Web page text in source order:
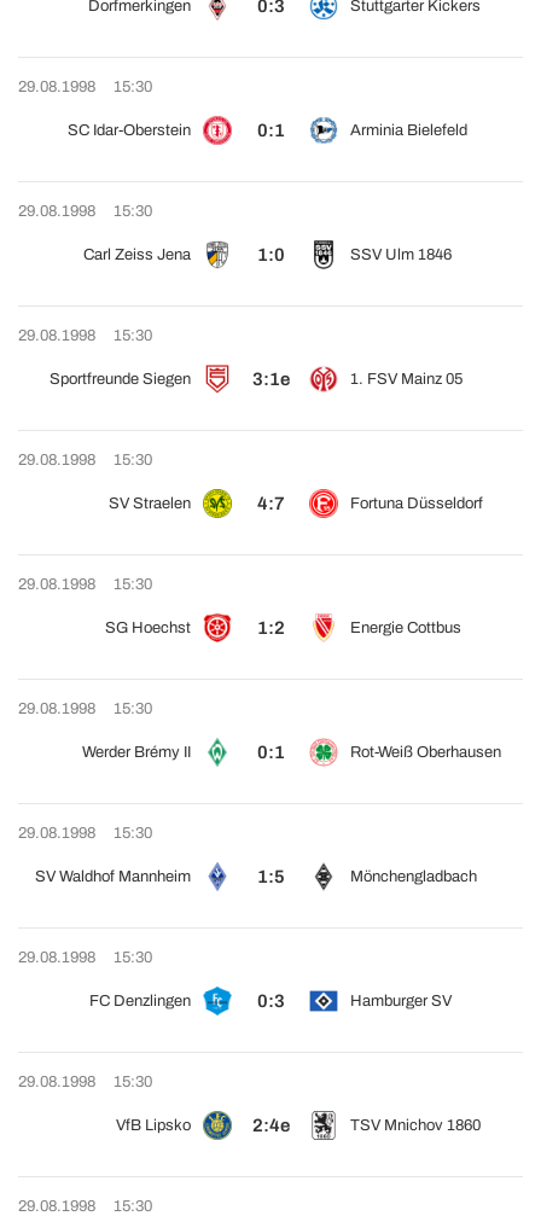
Dorfmerkingen 0:3 Stuttgarter Kickers
29.08.1998 15:30
SC Idar-Oberstein 0:1 Arminia Bielefeld
29.08.1998 15:30
Carl Zeiss Jena 1:0 SSV Ulm 1846
29.08.1998 15:30
Sportfreunde Siegen 3:1e 1. FSV Mainz 05
29.08.1998 15:30
SV Straelen 4:7 Fortuna Düsseldorf
29.08.1998 15:30
SG Hoechst 1:2 Energie Cottbus
29.08.1998 15:30
Werder Brémy II 0:1 Rot-Weiß Oberhausen
29.08.1998 15:30
SV Waldhof Mannheim 1:5 Mönchengladbach
29.08.1998 15:30
FC Denzlingen 0:3 Hamburger SV
29.08.1998 15:30
VfB Lipsko 2:4e TSV Mnichov 1860
29.08.1998 15:30